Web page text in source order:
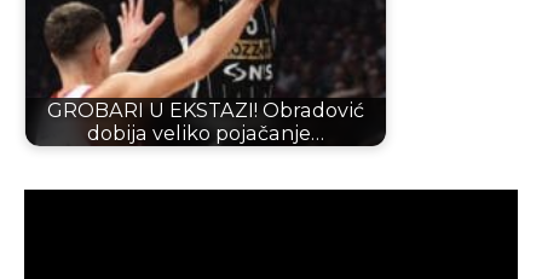
GROBARI U EKSTAZI! Obradović
dobija veliko pojačanje…